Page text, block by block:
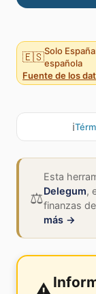
🇪🇸Solo
española
Fuente de los
ℹ️
⚖️
Esta
Delegum,
finanzas
más →